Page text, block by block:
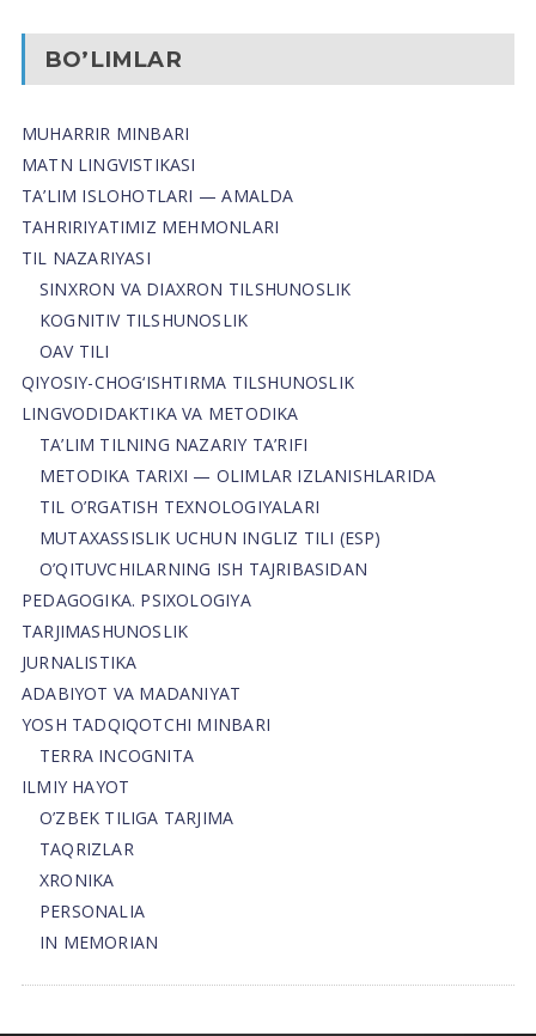
BO’LIMLAR
MUHARRIR MINBARI
MATN LINGVISTIKASI
TA’LIM ISLOHOTLARI — AMALDA
TAHRIRIYATIMIZ MEHMONLARI
TIL NAZARIYASI
SINXRON VA DIAXRON TILSHUNOSLIK
KOGNITIV TILSHUNOSLIK
OAV TILI
QIYOSIY-CHOG‘ISHTIRMA TILSHUNOSLIK
LINGVODIDAKTIKA VA METODIKA
TA’LIM TILNING NAZARIY TA’RIFI
METODIKA TARIXI — OLIMLAR IZLANISHLARIDA
TIL O’RGATISH TEXNOLOGIYALARI
MUTAXASSISLIK UCHUN INGLIZ TILI (ESP)
O’QITUVCHILARNING ISH TAJRIBASIDAN
PEDAGOGIKA. PSIXOLOGIYA
TARJIMASHUNOSLIK
JURNALISTIKA
ADABIYOT VA MADANIYAT
YOSH TADQIQOTCHI MINBARI
TERRA INCOGNITA
ILMIY HAYOT
O’ZBEK TILIGA TARJIMA
TAQRIZLAR
XRONIKA
PERSONALIA
IN MEMORIAN